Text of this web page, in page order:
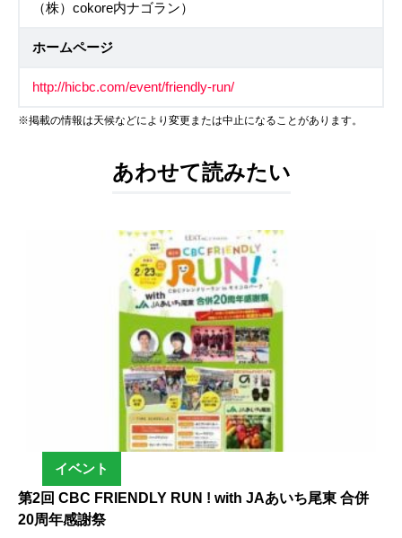
（株）cokore内ナゴラン）
ホームページ
http://hicbc.com/event/friendly-run/
※掲載の情報は天候などにより変更または中止になることがあります。
あわせて読みたい
イベント
第2回 CBC FRIENDLY RUN ! with JAあいち尾東 合併
20周年感謝祭